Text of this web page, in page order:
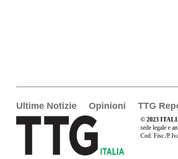
Ultime Notizie Opinioni TTG
© 2023
sede legale e
Cod. Fisc./